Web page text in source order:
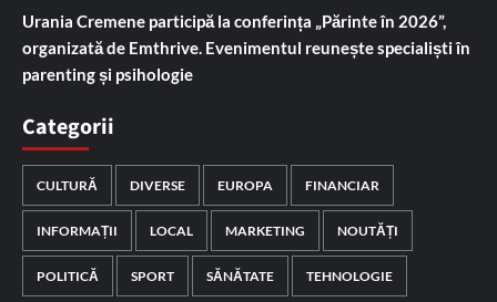
Urania Cremene participă la conferința „Părinte în 2026”,
organizată de Emthrive. Evenimentul reunește specialiști în
parenting și psihologie
Categorii
CULTURĂ DIVERSE EUROPA FINANCIAR
INFORMAȚII LOCAL MARKETING NOUTĂȚI
POLITICĂ SPORT SĂNĂTATE TEHNOLOGIE